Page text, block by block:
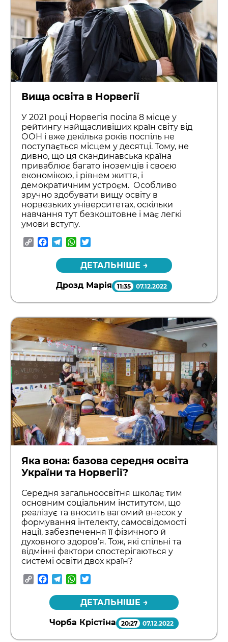
Вища освіта в Норвегії
У 2021 році Норвегія посіла 8 місце у
рейтингу найщасливіших країн світу від
ООН і вже декілька років поспіль не
поступається місцем у десятці. Тому, не
дивно, що ця скандинавська країна
приваблює багато іноземців і своєю
економікою, і рівнем життя, і
демократичним устроєм. Особливо
зручно здобувати вищу освіту в
норвезьких університетах, оскільки
навчання тут безкоштовне і має легкі
умови вступу.
CopyFacebook
TelegramWhatsApp
ДЕТАЛЬНІШЕ →
Дрозд Марія 11:35 07.12.2022
Яка вона: базова середня освіта
України та Норвегії?
Середня загальноосвітня школає тим
основним соціальним інститутом, що
реалізує та вносить вагомий внесок у
формування інтелекту, самосвідомості
нації, забезпечення її фізичного й
духовного здоров’я. Тож, які спільні та
відмінні фактори спостерігаються у
системі освіти двох країн?
CopyFacebook
TelegramWhatsApp
ДЕТАЛЬНІШЕ →
Чорба Крістіна 20:27 07.12.2022